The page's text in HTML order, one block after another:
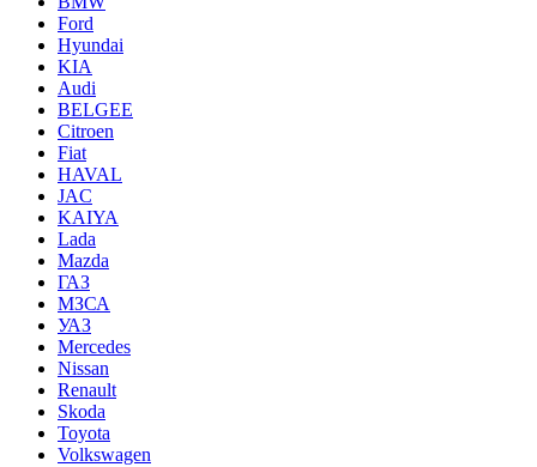
Ford
Hyundai
KIA
Audi
BELGEE
Citroen
Fiat
HAVAL
JAC
KAIYA
Lada
Mazda
ГАЗ
МЗСА
УАЗ
Mercedes
Nissan
Renault
Skoda
Toyota
Volkswagen